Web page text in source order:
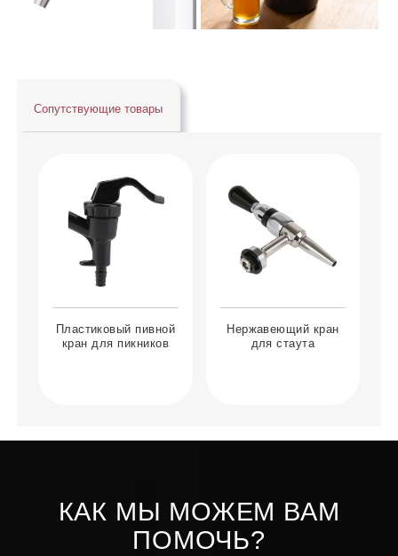
Сопутствующие товары
Пластиковый пивной
кран для пикников
Нержавеющий кран
для стаута
КАК МЫ МОЖЕМ ВАМ
ПОМОЧЬ?